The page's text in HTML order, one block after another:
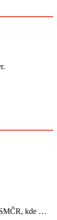
SMČR, kde …